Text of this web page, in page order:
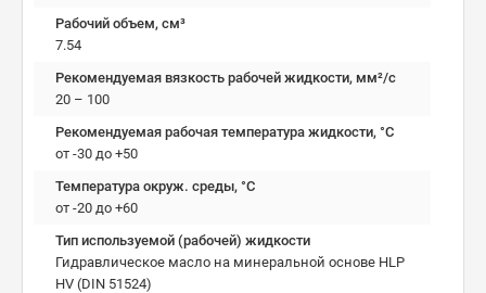
Рабочий объем, см³
7.54
Рекомендуемая вязкость рабочей жидкости, мм²/с
20 – 100
Рекомендуемая рабочая температура жидкости, °C
от -30 до +50
Температура окруж. среды, °C
от -20 до +60
Тип используемой (рабочей) жидкости
Гидравлическое масло на минеральной основе HLP
HV (DIN 51524)